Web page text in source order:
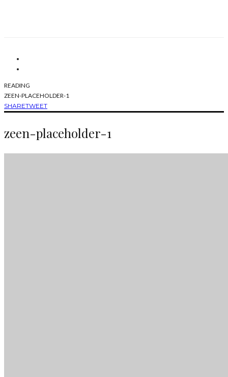
READING
ZEEN-PLACEHOLDER-1
SHARETWEET
zeen-placeholder-1